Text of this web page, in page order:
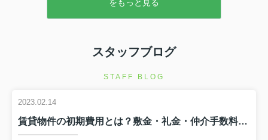
をもっと見る
スタッフブログ
STAFF BLOG
2023.02.14
賃貸物件の初期費用とは？敷金・礼金・仲介手数料について解説！